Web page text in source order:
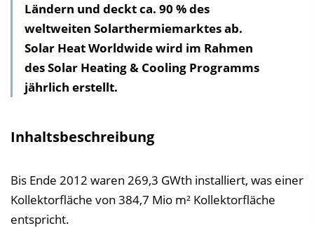
h
n
Ländern und deckt ca. 90 % des
weltweiten Solarthermiemarktes ab.
Solar Heat Worldwide wird im Rahmen
des Solar Heating & Cooling Programms
jährlich erstellt.
Inhaltsbeschreibung
Bis Ende 2012 waren 269,3 GWth installiert, was einer
Kollektorfläche von 384,7 Mio m² Kollektorfläche
entspricht.